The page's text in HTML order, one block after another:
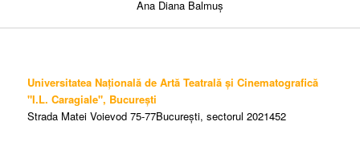
Ana Diana Balmuș
Universitatea Națională de Artă Teatrală și Cinematografică
"I.L. Caragiale", București
Strada Matei Voievod 75-77București, sectorul 2021452